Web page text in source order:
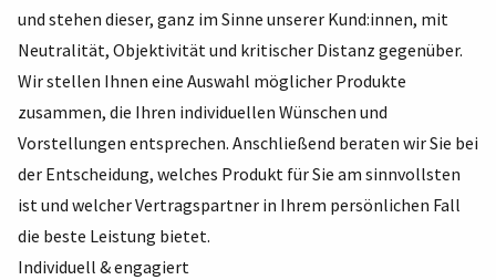
und stehen dieser, ganz im Sinne unserer Kund:innen, mit
Neutralität, Objektivität und kritischer Distanz gegenüber.
Wir stellen Ihnen eine Auswahl möglicher Produkte
zusammen, die Ihren individuellen Wünschen und
Vorstellungen entsprechen. Anschließend beraten wir Sie bei
der Entscheidung, welches Produkt für Sie am sinnvollsten
ist und welcher Vertragspartner in Ihrem persönlichen Fall
die beste Leistung bietet.
Individuell & engagiert